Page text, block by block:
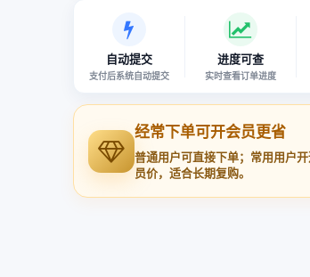
自动提交
支付后系统自动提交
进度可查
实时查看订单进度
经常下单可开会员更省
普通用户可直接下单；常用用户
员价，适合长期复购。